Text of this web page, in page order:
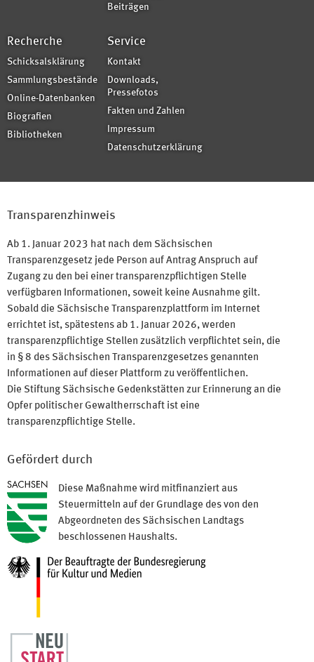
Beiträgen
Recherche
Schicksalsklärung
Sammlungsbestände
Online-Datenbanken
Biografien
Bibliotheken
Service
Kontakt
Downloads,
Pressefotos
Fakten und Zahlen
Impressum
Datenschutzerklärung
Transparenzhinweis
Ab 1. Januar 2023 hat nach dem Sächsischen
Transparenzgesetz jede Person auf Antrag Anspruch auf
Zugang zu den bei einer transparenzpflichtigen Stelle
verfügbaren Informationen, soweit keine Ausnahme gilt.
Sobald die Sächsische Transparenzplattform im Internet
errichtet ist, spätestens ab 1. Januar 2026, werden
transparenzpflichtige Stellen zusätzlich verpflichtet sein, die
in § 8 des Sächsischen Transparenzgesetzes genannten
Informationen auf dieser Plattform zu veröffentlichen.
Die Stiftung Sächsische Gedenkstätten zur Erinnerung an die
Opfer politischer Gewaltherrschaft ist eine
transparenzpflichtige Stelle.
Gefördert durch
Diese Maßnahme wird mitfinanziert aus
Steuermitteln auf der Grundlage des von den
Abgeordneten des Sächsischen Landtags
beschlossenen Haushalts.